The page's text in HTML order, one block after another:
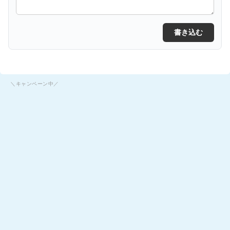
書き込む
＼キャンペーン中／